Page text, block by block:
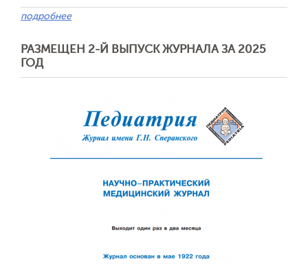
подробнее
РАЗМЕЩЕН 2-Й ВЫПУСК ЖУРНАЛА ЗА 2025
ГОД